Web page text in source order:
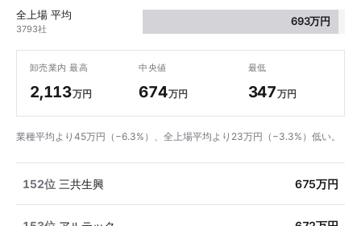
全上場 平均
3793社
693万円
卸売業内 最高
2,113万円
中央値
674万円
最低
347万円
業種平均より45万円（−6.3%）、全上場平均より23万円（−3.3%）低い。
152位 三共生興 675万円